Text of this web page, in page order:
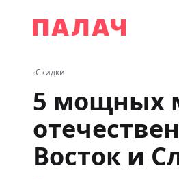
Палач
‹Скидки
5 мощных
Восток и